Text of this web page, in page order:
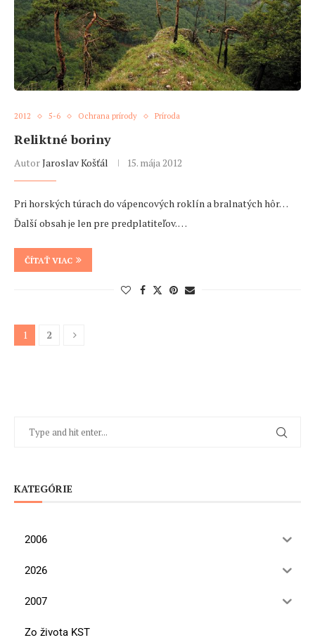
2012 5-6 Ochrana prírody Príroda
Reliktné boriny
AutorJaroslav Košťál 15. mája 2012
Pri horských túrach do vápencových roklín a bralnatých hôr…
Ďalší obsah je len pre predplatiteľov. …
ČÍTAŤ VIAC
1 2
KATEGÓRIE
2006
2026
2007
Zo života KST